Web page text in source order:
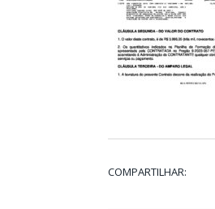
COMPARTILHAR: